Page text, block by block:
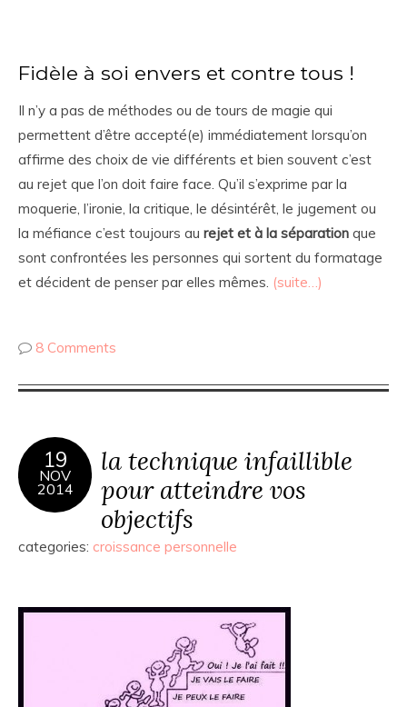
Fidèle à soi envers et contre tous !
Il n’y a pas de méthodes ou de tours de magie qui
permettent d’être accepté(e) immédiatement lorsqu’on
affirme des choix de vie différents et bien souvent c’est
au rejet que l’on doit faire face. Qu’il s’exprime par la
moquerie, l’ironie, la critique, le désintérêt, le jugement ou
la méfiance c’est toujours au rejet et à la séparation que
sont confrontées les personnes qui sortent du formatage
et décident de penser par elles mêmes. (suite…)
8 Comments
19
NOV
2014
la technique infaillible
pour atteindre vos
objectifs
categories: croissance personnelle